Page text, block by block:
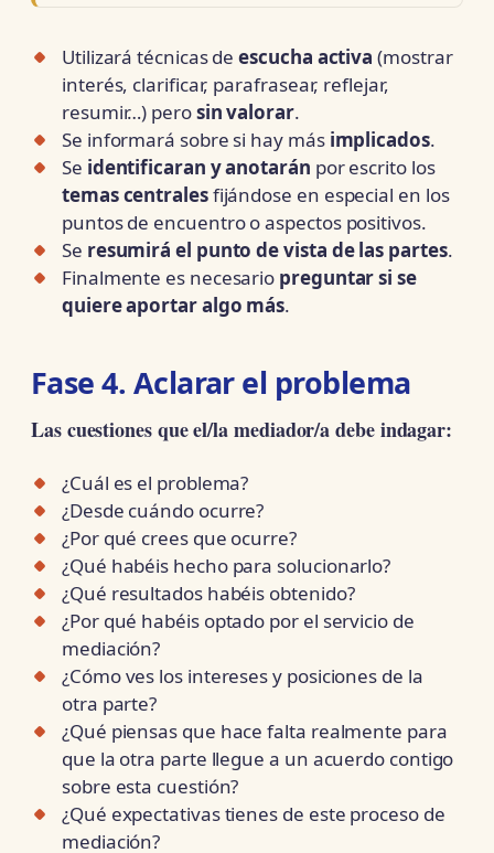
Utilizará técnicas deescucha activa (mostrar
interés, clarificar, parafrasear, reflejar,
resumir…) perosin valorar.
Se informará sobre si hay más implicados.
Se identificaran y anotarán por escrito los
temas centralesfijándose en especial en los
puntos de encuentro o aspectos positivos.
Se resumirá el punto de vista de las partes.
Finalmente es necesario preguntar si se
quiere aportar algo más.
Fase 4. Aclarar el problema
Las cuestiones que el/la mediador/a debe indagar:
¿Cuál es el problema?
¿Desde cuándo ocurre?
¿Por qué crees que ocurre?
¿Qué habéis hecho para solucionarlo?
¿Qué resultados habéis obtenido?
¿Por qué habéis optado por el servicio de
mediación?
¿Cómo ves los intereses y posiciones de la
otra parte?
¿Qué piensas que hace falta realmente para
que la otra parte llegue a un acuerdo contigo
sobre esta cuestión?
¿Qué expectativas tienes de este proceso de
mediación?